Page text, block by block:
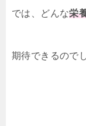
では、どんな栄
期待できるので